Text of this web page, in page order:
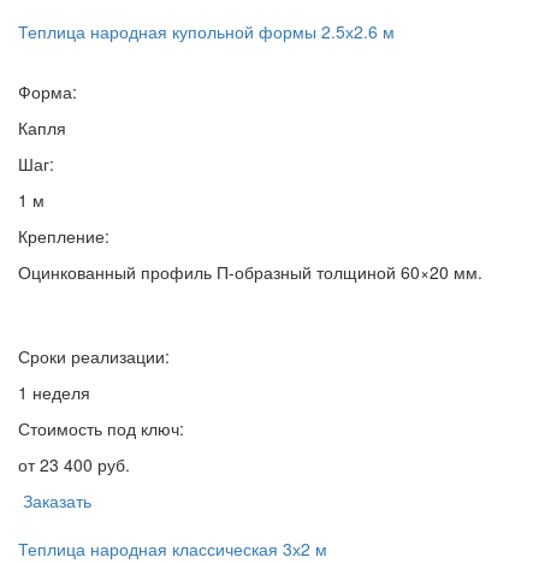
Теплица народная купольной формы 2.5х2.6 м
Форма:
Капля
Шаг:
1 м
Крепление:
Оцинкованный профиль П-образный толщиной 60×20 мм.
Сроки реализации:
1 неделя
Стоимость под ключ:
от 23 400 руб.
Заказать
Теплица народная классическая 3х2 м